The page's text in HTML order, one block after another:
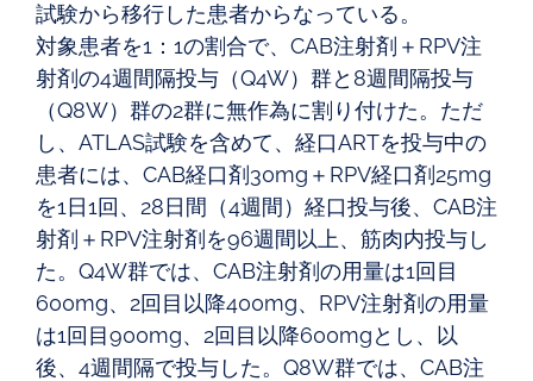
試験から移行した患者からなっている。
対象患者を1：1の割合で、CAB注射剤＋RPV注
射剤の4週間隔投与（Q4W）群と8週間隔投与
（Q8W）群の2群に無作為に割り付けた。ただ
し、ATLAS試験を含めて、経口ARTを投与中の
患者には、CAB経口剤30mg＋RPV経口剤25mg
を1日1回、28日間（4週間）経口投与後、CAB注
射剤＋RPV注射剤を96週間以上、筋肉内投与し
た。Q4W群では、CAB注射剤の用量は1回目
600mg、2回目以降400mg、RPV注射剤の用量
は1回目900mg、2回目以降600mgとし、以
後、4週間隔で投与した。Q8W群では、CAB注